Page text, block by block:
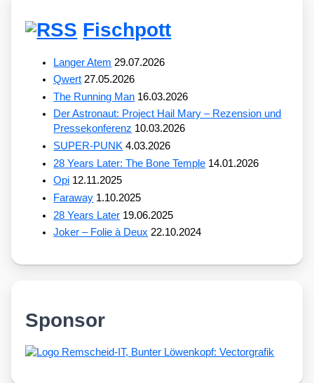
Fischpott
Langer Atem 29.07.2026
Qwert 27.05.2026
The Running Man 16.03.2026
Der Astronaut: Project Hail Mary – Rezension und
Pressekonferenz 10.03.2026
SUPER-PUNK 4.03.2026
28 Years Later: The Bone Temple 14.01.2026
Opi 12.11.2025
Faraway 1.10.2025
28 Years Later 19.06.2025
Joker – Folie à Deux 22.10.2024
Sponsor